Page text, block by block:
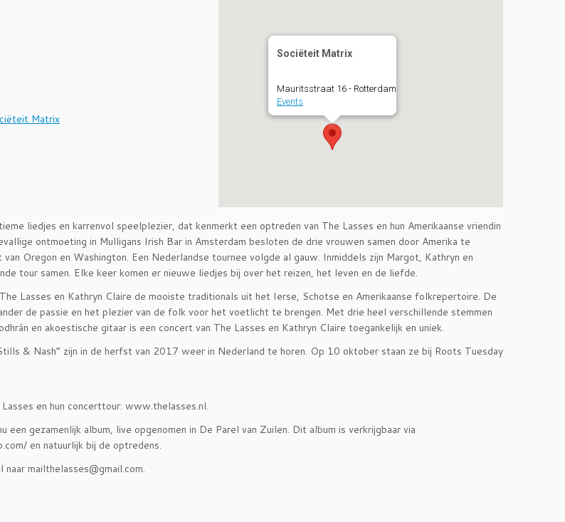
Sociëteit Matrix
Mauritsstraat 16 - Rotterdam
Events
Matrix
liedjes en karrenvol speelplezier, dat kenmerkt een optreden van The Lasses en hun Amerikaanse vriendin
ontmoeting in Mulligans Irish Bar in Amsterdam besloten de drie vrouwen samen door Amerika te
Oregon en Washington. Een Nederlandse tournee volgde al gauw. Inmiddels zijn Margot, Kathryn en
tour samen. Elke keer komen er nieuwe liedjes bij over het reizen, het leven en de liefde.
Lasses en Kathryn Claire de mooiste traditionals uit het Ierse, Schotse en Amerikaanse folkrepertoire. De
de passie en het plezier van de folk voor het voetlicht te brengen. Met drie heel verschillende stemmen
en akoestische gitaar is een concert van The Lasses en Kathryn Claire toegankelijk en uniek.
& Nash” zijn in de herfst van 2017 weer in Nederland te horen. Op 10 oktober staan ze bij Roots Tuesday
en hun concerttour: www.thelasses.nl.
een gezamenlijk album, live opgenomen in De Parel van Zuilen. Dit album is verkrijgbaar via
en natuurlijk bij de optredens.
mailthelasses@gmail.com.